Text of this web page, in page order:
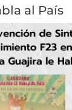
al País